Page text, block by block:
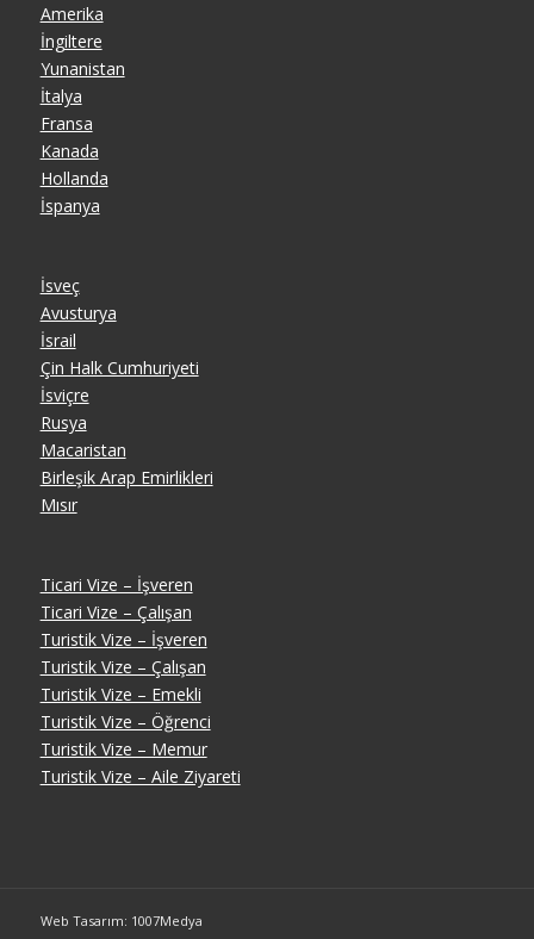
Amerika
İngiltere
Yunanistan
İtalya
Fransa
Kanada
Hollanda
İspanya
İsveç
Avusturya
İsrail
Çin Halk Cumhuriyeti
İsviçre
Rusya
Macaristan
Birleşik Arap Emirlikleri
Mısır
Ticari Vize – İşveren
Ticari Vize – Çalışan
Turistik Vize – İşveren
Turistik Vize – Çalışan
Turistik Vize – Emekli
Turistik Vize – Öğrenci
Turistik Vize – Memur
Turistik Vize – Aile Ziyareti
Web Tasarım: 1007Medya